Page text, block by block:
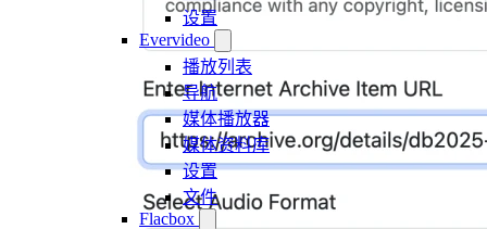
设置
Evervideo
播放列表
导航
媒体播放器
媒体资料库
设置
文件
Flacbox